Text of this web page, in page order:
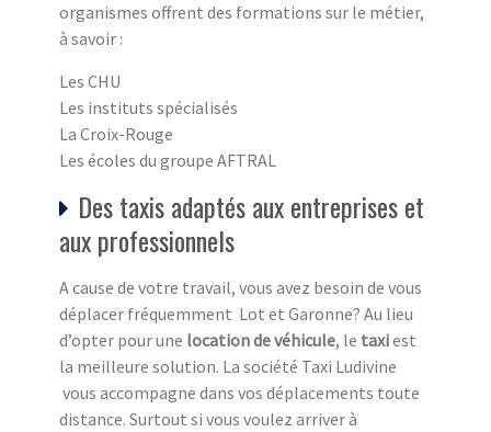
organismes offrent des formations sur le métier,
à savoir :
Les CHU
Les instituts spécialisés
La Croix-Rouge
Les écoles du groupe AFTRAL
Des taxis adaptés aux entreprises et
aux professionnels
A cause de votre travail, vous avez besoin de vous
déplacer fréquemment Lot et Garonne? Au lieu
d’opter pour une location de véhicule, le taxiest
la meilleure solution. La société Taxi Ludivine
vous accompagne dans vos déplacements toute
distance. Surtout si vous voulez arriver à